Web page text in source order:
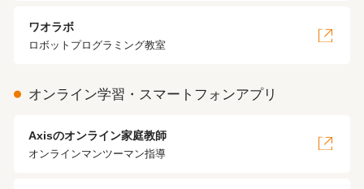
ワオラボ
ロボットプログラミング教室
オンライン学習・スマートフォンアプリ
Axisのオンライン家庭教師
オンラインマンツーマン指導